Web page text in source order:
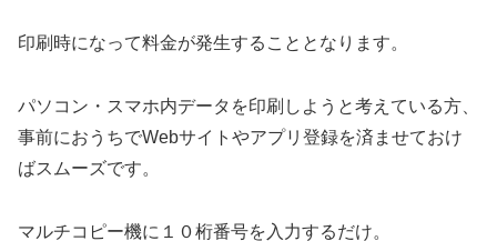
印刷時になって料金が発生することとなります。
パソコン・スマホ内データを印刷しようと考えている方、
事前におうちでWebサイトやアプリ登録を済ませておけ
ばスムーズです。
マルチコピー機に１０桁番号を入力するだけ。